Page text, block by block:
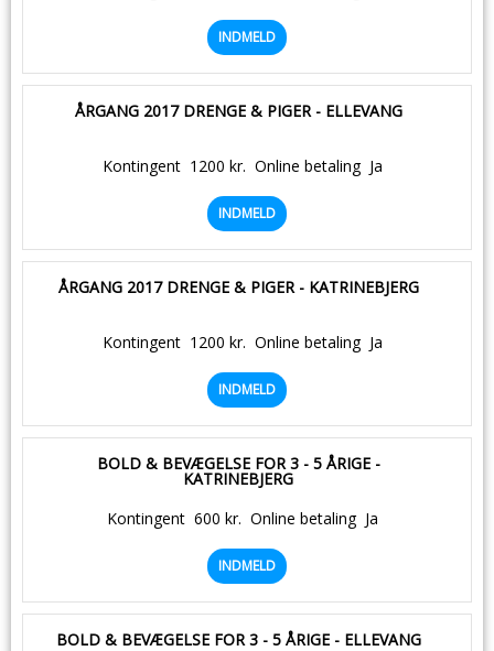
INDMELD
ÅRGANG 2017 DRENGE & PIGER - ELLEVANG
Kontingent 1200 kr. Online betaling Ja
INDMELD
ÅRGANG 2017 DRENGE & PIGER - KATRINEBJERG
Kontingent 1200 kr. Online betaling Ja
INDMELD
BOLD & BEVÆGELSE FOR 3 - 5 ÅRIGE -
KATRINEBJERG
Kontingent 600 kr. Online betaling Ja
INDMELD
BOLD & BEVÆGELSE FOR 3 - 5 ÅRIGE - ELLEVANG